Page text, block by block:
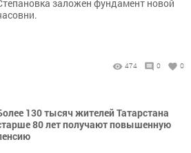
заложен фундамент новой
474 0 0
130 тысяч жителей Татарстана
80 лет получают повышенную